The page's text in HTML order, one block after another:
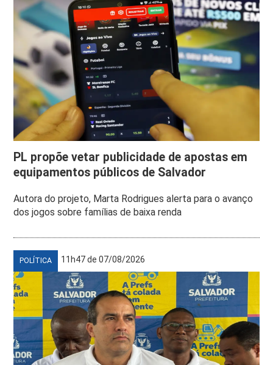
PL propõe vetar publicidade de apostas em
equipamentos públicos de Salvador
Autora do projeto, Marta Rodrigues alerta para o avanço
dos jogos sobre famílias de baixa renda
POLÍTICA 11h47 de 07/08/2026